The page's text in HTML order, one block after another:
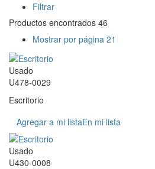
Filtrar
Productos encontrados 46
Mostrar por página 21
Usado
U478-0029
Escritorio
Agregar a mi listaEn mi lista
Usado
U430-0008